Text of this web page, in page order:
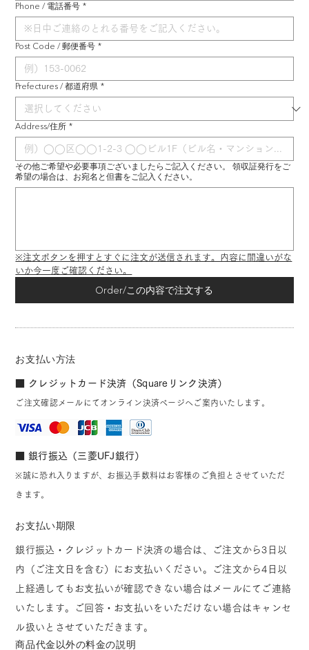
Phone / 電話番号 *
Post Code / 郵便番号 *
Prefectures / 都道府県 *
Address/住所 *
その他ご希望や必要事項ございましたらご記入ください。 領収証発行をご
希望の場合は、お宛名と但書をご記入ください。
※注文ボタンを押すとすぐに注文が送信されます。内容に間違いがな
いか今一度ご確認ください。
Order/この内容で注文する
お支払い方法
■ クレジットカード決済（Squareリンク決済）
ご注文確認メールにてオンライン決済ページへご案内いたします。
■ 銀行振込（三菱UFJ銀行）
※誠に恐れ入りますが、お振込手数料はお客様のご負担とさせていただ
きます。
お支払い期限
銀行振込・クレジットカード決済の場合は、ご注文から3日以
内（ご注文日を含む）にお支払いください。ご注文から4日以
上経過してもお支払いが確認できない場合はメールにてご連絡
いたします。ご回答・お支払いをいただけない場合はキャンセ
ル扱いとさせていただきます。
商品代金以外の料金の説明